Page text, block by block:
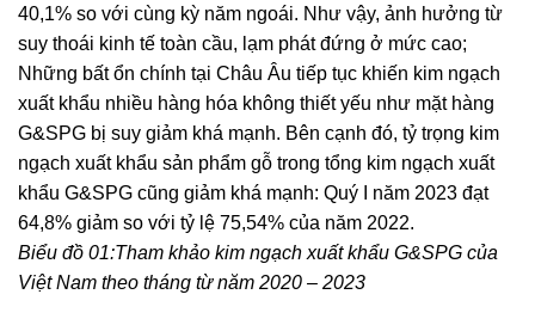
40,1% so với cùng kỳ năm ngoái. Như vậy, ảnh hưởng từ
suy thoái kinh tế toàn cầu, lạm phát đứng ở mức cao;
Những bất ổn chính tại Châu Âu tiếp tục khiến kim ngạch
xuất khẩu nhiều hàng hóa không thiết yếu như mặt hàng
G&SPG bị suy giảm khá mạnh. Bên cạnh đó, tỷ trọng kim
ngạch xuất khẩu sản phẩm gỗ trong tổng kim ngạch xuất
khẩu G&SPG cũng giảm khá mạnh: Quý I năm 2023 đạt
64,8% giảm so với tỷ lệ 75,54% của năm 2022.
Biểu đồ 01:Tham khảo kim ngạch xuất khẩu G&SPG của
Việt Nam theo tháng từ năm 2020 – 2023